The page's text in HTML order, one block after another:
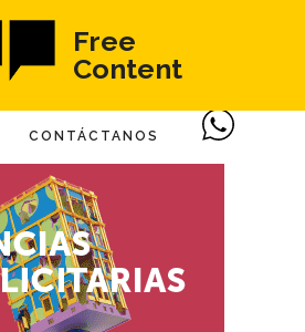
Free
Content
CONTÁCTANOS